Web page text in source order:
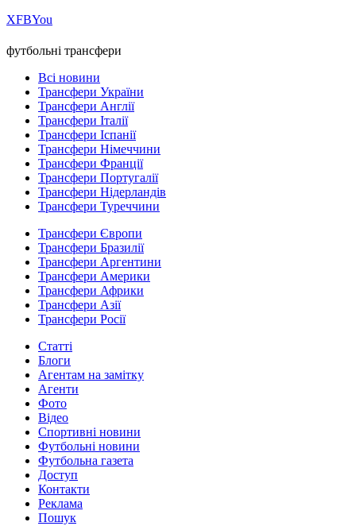
ХFBYou
футбольні трансфери
Всі новини
Трансфери України
Трансфери Англії
Трансфери Італії
Трансфери Іспанії
Трансфери Німеччини
Трансфери Франції
Трансфери Португалії
Трансфери Нідерландів
Трансфери Туреччини
Трансфери Європи
Трансфери Бразилії
Трансфери Аргентини
Трансфери Америки
Трансфери Африки
Трансфери Азії
Трансфери Росії
Статті
Блоги
Агентам на замітку
Агенти
Фото
Відео
Спортивні новини
Футбольні новини
Футбольна газета
Доступ
Контакти
Реклама
Пошук